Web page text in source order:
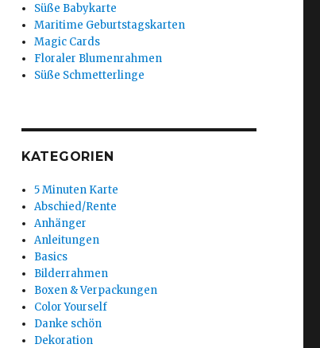
Süße Babykarte
Maritime Geburtstagskarten
Magic Cards
Floraler Blumenrahmen
Süße Schmetterlinge
KATEGORIEN
5 Minuten Karte
Abschied/Rente
Anhänger
Anleitungen
Basics
Bilderrahmen
Boxen & Verpackungen
Color Yourself
Danke schön
Dekoration